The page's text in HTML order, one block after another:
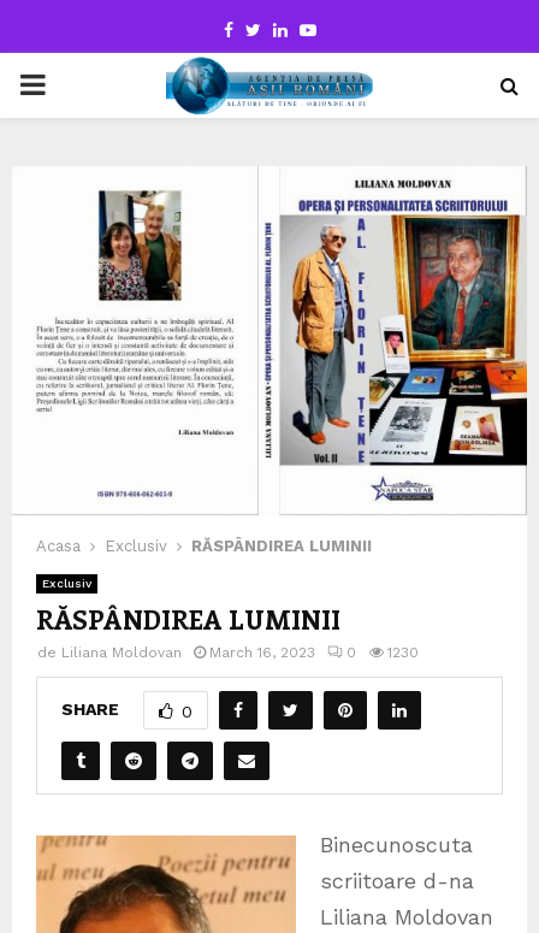
Facebook
TwitterLinkedinYoutube
PRIMARY
Acasa Exclusiv RĂSPÂNDIREA LUMINII
Exclusiv
RĂSPÂNDIREA LUMINII
de Liliana Moldovan March 16, 2023 0 1230
SHARE 0
Binecunoscuta
scriitoare d-na
Liliana Moldovan